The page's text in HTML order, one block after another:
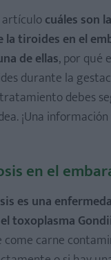
artículocuáles son
la tiroides en el
de ellas, por qué
durante la
debes
¡Una
en el
es una
toxoplasma Gondii
carne